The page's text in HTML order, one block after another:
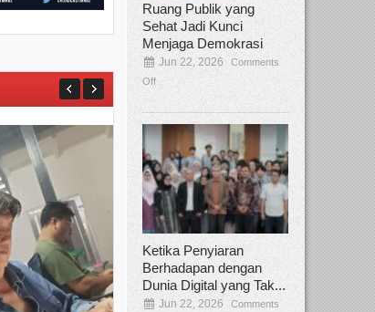
Ruang Publik yang
Sehat Jadi Kunci
Menjaga Demokrasi
Jun 22, 2026
Comments
Off
Ketika Penyiaran
Berhadapan dengan
Dunia Digital yang Tak...
Jun 22, 2026
Comments